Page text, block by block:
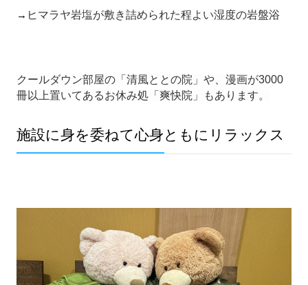
→ ヒマラヤ岩塩が敷き詰められた程よい湿度の岩盤浴
クールダウン部屋の「清風ととの院」や、漫画が3000
冊以上置いてあるお休み処「爽快院」もあります。
施設に身を委ねて心身ともにリラックス